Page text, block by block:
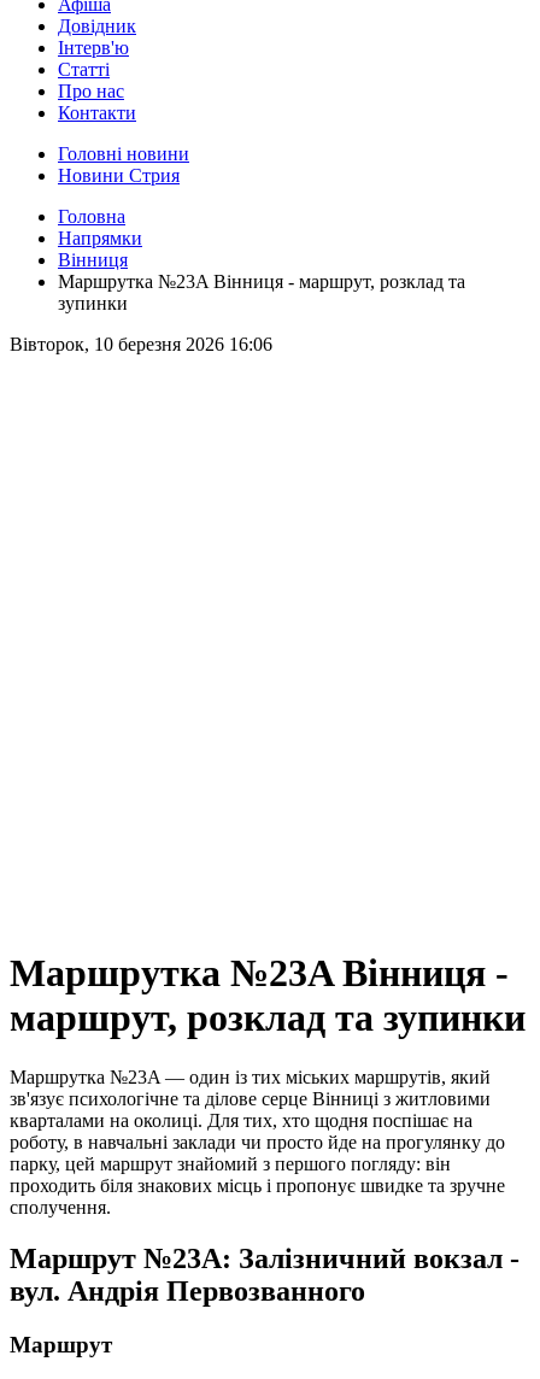
Афіша
Довідник
Інтерв'ю
Статті
Про нас
Контакти
Головні новини
Новини Стрия
Головна
Напрямки
Вінниця
Маршрутка №23A Вінниця - маршрут, розклад та
зупинки
Вівторок, 10 березня 2026 16:06
Маршрутка №23A Вінниця -
маршрут, розклад та зупинки
Маршрутка №23A — один із тих міських маршрутів, який
зв'язує психологічне та ділове серце Вінниці з житловими
кварталами на околиці. Для тих, хто щодня поспішає на
роботу, в навчальні заклади чи просто йде на прогулянку до
парку, цей маршрут знайомий з першого погляду: він
проходить біля знакових місць і пропонує швидке та зручне
сполучення.
Маршрут №23A: Залізничний вокзал -
вул. Андрія Первозванного
Маршрут